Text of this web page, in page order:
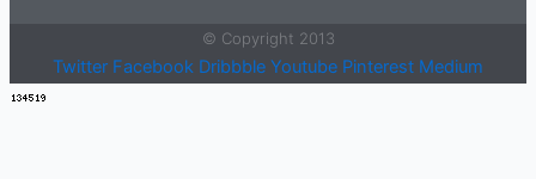
© Copyright 2013
Twitter Facebook Dribbble Youtube Pinterest Medium